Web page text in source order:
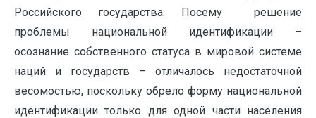
Российского государства. Посему решение
проблемы национальной идентификации –
осознание собственного статуса в мировой системе
наций и государств – отличалось недостаточной
весомостью, поскольку обрело форму национальной
идентификации только для одной части населения